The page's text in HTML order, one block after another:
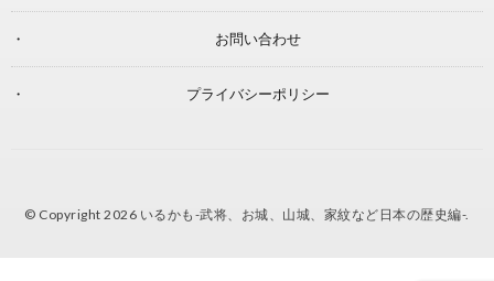
お問い合わせ
プライバシーポリシー
© Copyright 2026 いるかも-武将、お城、山城、家紋など日本の歴史編-.